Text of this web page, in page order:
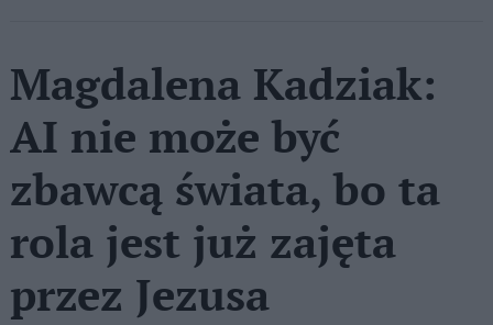
Magdalena Kadziak:
AI nie może być
zbawcą świata, bo ta
rola jest już zajęta
przez Jezusa